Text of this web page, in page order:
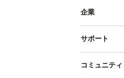
企業
サポート
コミュニティ